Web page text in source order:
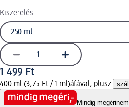
Kiszerelés
1 499 Ft
400 ml (3,75 Ft / 1 ml)áfával, plusz
Mindig megéri